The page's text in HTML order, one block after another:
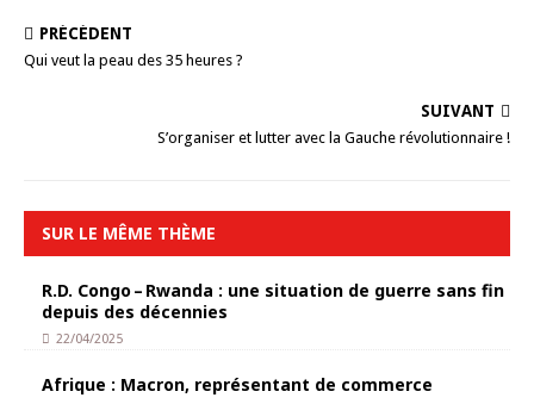
PRÉCÉDENT
Qui veut la peau des 35 heures ?
SUIVANT
S’organiser et lutter avec la Gauche révolutionnaire !
SUR LE MÊME THÈME
R.D. Congo – Rwanda : une situation de guerre sans fin
depuis des décennies
22/04/2025
Afrique : Macron, représentant de commerce